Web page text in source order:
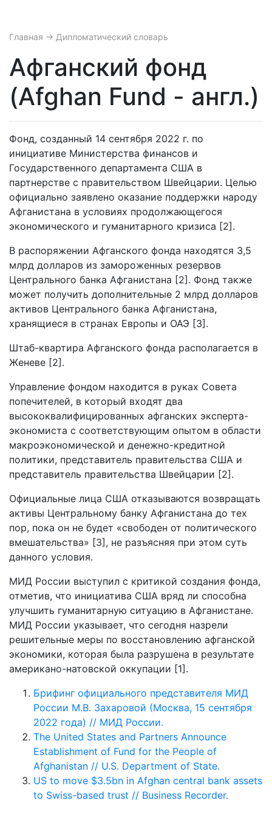
Главная → Дипломатический словарь
Афганский фонд
(Afghan Fund - англ.)
Фонд, созданный 14 сентября 2022 г. по
инициативе Министерства финансов и
Государственного департамента США в
партнерстве с правительством Швейцарии. Целью
официально заявлено оказание поддержки народу
Афганистана в условиях продолжающегося
экономического и гуманитарного кризиса [2].
В распоряжении Афганского фонда находятся 3,5
млрд долларов из замороженных резервов
Центрального банка Афганистана [2]. Фонд также
может получить дополнительные 2 млрд долларов
активов Центрального банка Афганистана,
хранящиеся в странах Европы и ОАЭ [3].
Штаб-квартира Афганского фонда располагается в
Женеве [2].
Управление фондом находится в руках Совета
попечителей, в который входят два
высококвалифицированных афганских эксперта-
экономиста с соответствующим опытом в области
макроэкономической и денежно-кредитной
политики, представитель правительства США и
представитель правительства Швейцарии [2].
Официальные лица США отказываются возвращать
активы Центральному банку Афганистана до тех
пор, пока он не будет «свободен от политического
вмешательства» [3], не разъясняя при этом суть
данного условия.
МИД России выступил с критикой создания фонда,
отметив, что инициатива США вряд ли способна
улучшить гуманитарную ситуацию в Афганистане.
МИД России указывает, что сегодня назрели
решительные меры по восстановлению афганской
экономики, которая была разрушена в результате
американо-натовской оккупации [1].
Брифинг официального представителя МИД
России М.В. Захаровой (Москва, 15 сентября
2022 года) // МИД России.
The United States and Partners Announce
Establishment of Fund for the People of
Afghanistan // U.S. Department of State.
US to move $3.5bn in Afghan central bank assets
to Swiss-based trust // Business Recorder.